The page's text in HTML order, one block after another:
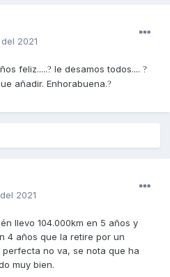
2021
feliz.....? le desamos todos.... ?
añadir. Enhorabuena.?
2021
llevo 104.000km en 5 años y
4 años que la retire por un
no va, se nota que ha
muy bien.